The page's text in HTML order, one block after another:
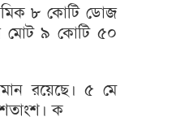
৮ কোটি ডোজ
মোট ৯ কোটি ৫০
রয়েছে। ৫ মে
শতাংশ। ক